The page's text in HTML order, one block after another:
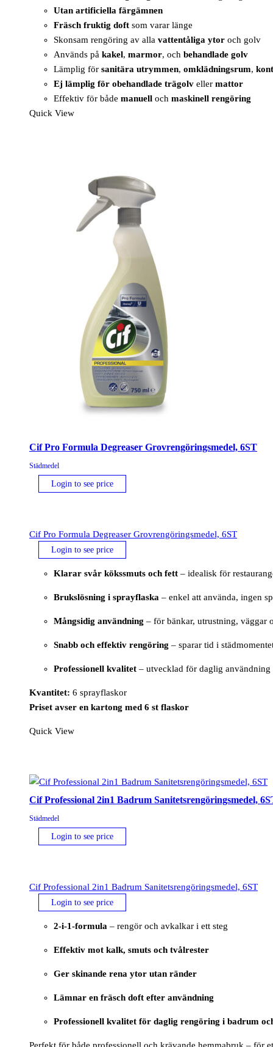
Utan artificiella färgämnen
Fräsch fruktig doft som varar länge
Skonsam rengöring av alla vattentåliga ytor och golv
Används på kakel, marmor, och behandlade golv
Lämplig för sanitära utrymmen, omklädningsrum,
Ej lämplig för obehandlade trägolv eller mattor
Effektiv för både manuell och maskinell rengöring
Quick View
Cif Pro Formula Degreaser Grovrengöringsmedel, 6ST
Städmedel
Login to see price
Cif Pro Formula Degreaser Grovrengöringsmedel, 6ST
Login to see price
Klarar svår kökssmuts och fett – idealisk för
Brukslösning i sprayflaska – enkel att använda, ingen
Mångsidig användning – för bänkar, utrustning, väggar
Snabb och effektiv rengöring – sparar tid i
Professionell kvalitet – utvecklad för daglig
Kvantitet: 6 sprayflaskor
Priset avser en kartong med 6 st flaskor
Quick View
Cif Professional 2in1 Badrum Sanitetsrengöringsmedel,
Städmedel
Login to see price
Cif Professional 2in1 Badrum Sanitetsrengöringsmedel, 6ST
Login to see price
2-i-1-formula – rengör och avkalkar i ett steg
Effektiv mot kalk, smuts och tvålrester
Ger skinande rena ytor utan ränder
Lämnar en fräsch doft efter användning
Professionell kvalitet för daglig rengöring i badrum